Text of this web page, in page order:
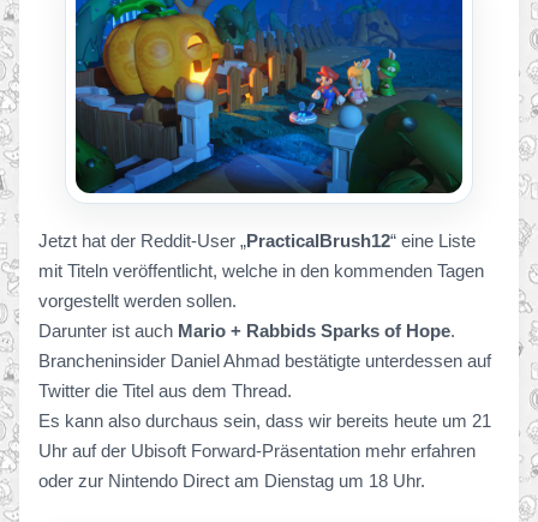
Jetzt hat der Reddit-User „PracticalBrush12“ eine Liste
mit Titeln veröffentlicht, welche in den kommenden Tagen
vorgestellt werden sollen.
Darunter ist auch Mario + Rabbids Sparks of Hope.
Brancheninsider Daniel Ahmad bestätigte unterdessen auf
Twitter die Titel aus dem Thread.
Es kann also durchaus sein, dass wir bereits heute um 21
Uhr auf der Ubisoft Forward-Präsentation mehr erfahren
oder zur Nintendo Direct am Dienstag um 18 Uhr.